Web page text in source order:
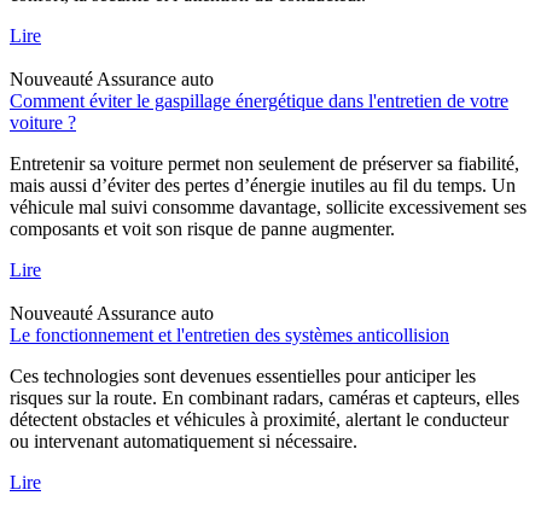
Lire
Nouveauté Assurance auto
Comment éviter le gaspillage énergétique dans l'entretien de votre
voiture ?
Entretenir sa voiture permet non seulement de préserver sa fiabilité,
mais aussi d’éviter des pertes d’énergie inutiles au fil du temps. Un
véhicule mal suivi consomme davantage, sollicite excessivement ses
composants et voit son risque de panne augmenter.
Lire
Nouveauté Assurance auto
Le fonctionnement et l'entretien des systèmes anticollision
Ces technologies sont devenues essentielles pour anticiper les
risques sur la route. En combinant radars, caméras et capteurs, elles
détectent obstacles et véhicules à proximité, alertant le conducteur
ou intervenant automatiquement si nécessaire.
Lire